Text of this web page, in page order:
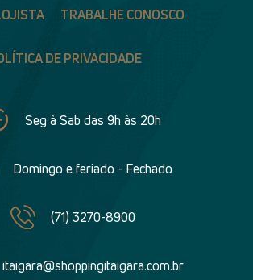
TRABALHE CONOSCO
DE PRIVACIDADE
Seg à Sab das 9h às 20h
Domingo e feriado - Fechado
(71) 3270-8900
itaigara@shoppingitaigara.com.br